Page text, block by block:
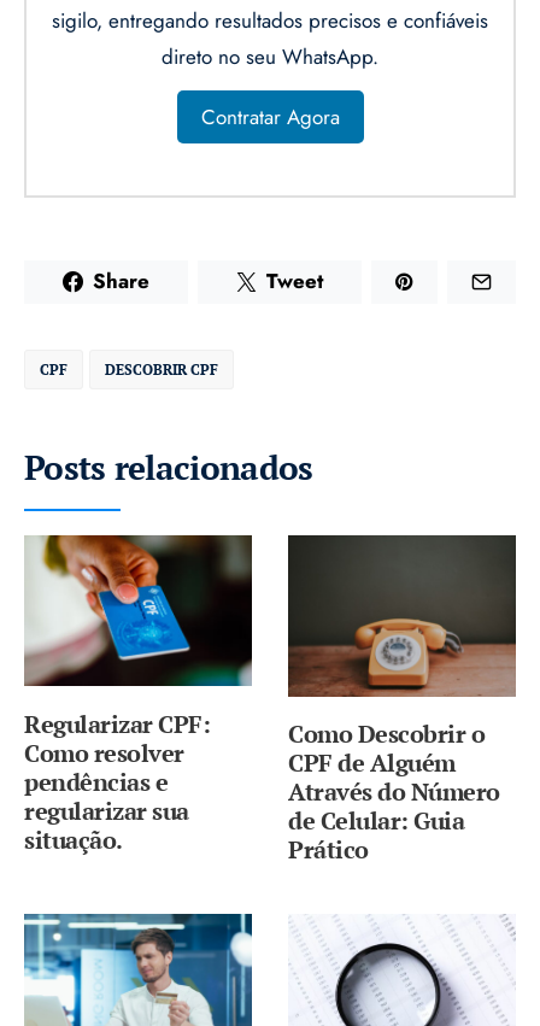
sigilo, entregando resultados precisos e confiáveis
direto no seu WhatsApp.
Contratar Agora
Share Tweet
CPF DESCOBRIR CPF
Posts relacionados
Regularizar CPF:
Como resolver
pendências e
regularizar sua
situação.
Como Descobrir o
CPF de Alguém
Através do Número
de Celular: Guia
Prático